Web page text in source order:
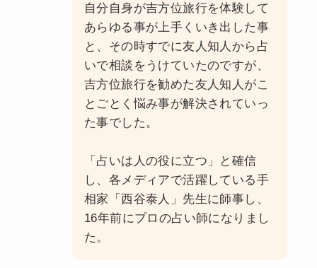
自分自身が吉方位旅行を体験して
あらゆる事が上手くいき出した事
と、その時すでに友人知人から占
いで相談をうけていたのですが、
吉方位旅行を勧めた友人知人がこ
とごとく悩み事が解決されていっ
た事でした。
「占いは人の役に立つ」と確信
し、各メディア​で活躍している手
相家「西谷泰人」先生に師事し、
16年前にプロの占い師になりまし
た。